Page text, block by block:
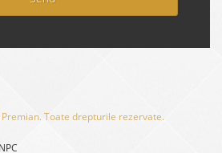
Toate drepturile rezervate.